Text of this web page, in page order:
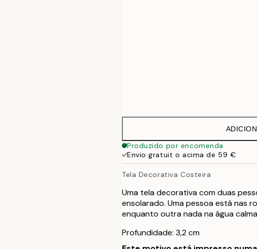
Produzido por encomenda
Envio gratuit o acima de 59 €
Tela Decorativa Costeira
Uma tela decorativa com duas
ensolarado. Uma pessoa está nas
enquanto outra nada na água
Profundidade: 3,2 cm